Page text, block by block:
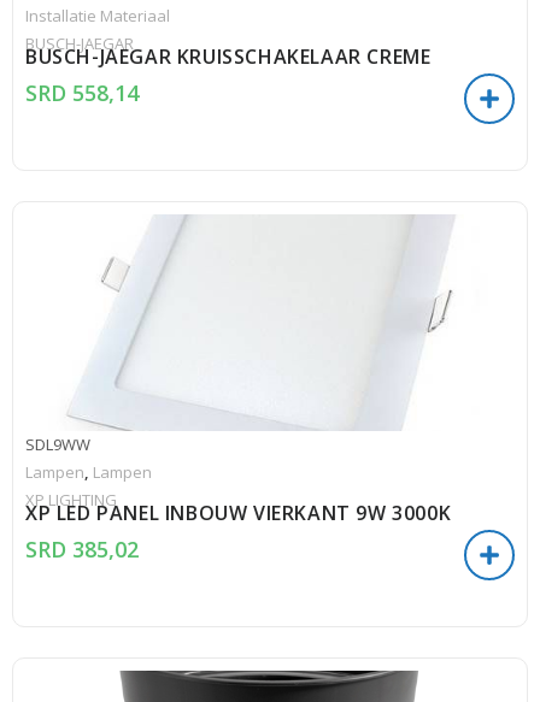
Installatie Materiaal
BUSCH-JAEGAR
BUSCH-JAEGAR KRUISSCHAKELAAR CREME
SRD 558,14
SDL9WW
Lampen Lampen
XP LIGHTING
XP LED PANEL INBOUW VIERKANT 9W 3000K
SRD 385,02